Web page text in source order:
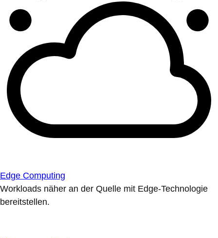
Edge Computing
Workloads näher an der Quelle mit Edge-Technologie
bereitstellen.